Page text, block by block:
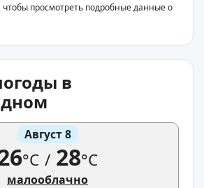
просмотреть подробные данные о
в
Август 8
°C / 28°C
малооблачно